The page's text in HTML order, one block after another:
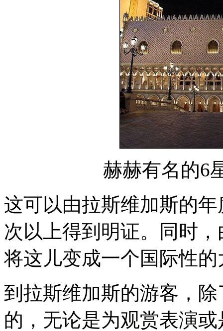
赫赫有名的6
这可以由拉斯维加斯的
次以上得到明证。同时
将这儿变成一个国际性
到拉斯维加斯的游客，
的，无论是为观赏表演